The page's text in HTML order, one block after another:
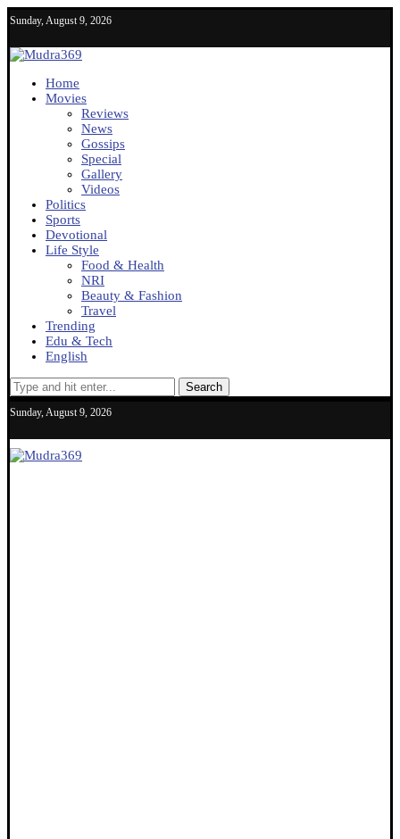
Sunday, August 9, 2026
Home
Movies
Reviews
News
Gossips
Special
Gallery
Videos
Politics
Sports
Devotional
Life Style
Food & Health
NRI
Beauty & Fashion
Travel
Trending
Edu & Tech
English
Search
Sunday, August 9, 2026